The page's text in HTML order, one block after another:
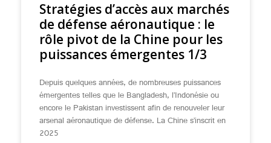
Stratégies d’accès aux marchés
de défense aéronautique : le
rôle pivot de la Chine pour les
puissances émergentes 1/3
Depuis quelques années, de nombreuses puissances
émergentes telles que le Bangladesh, l’Indonésie ou
encore le Pakistan investissent afin de renouveler leur
arsenal aéronautique de défense. La Chine s’inscrit en
2025